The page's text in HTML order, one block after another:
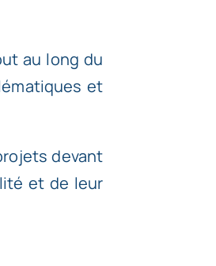
au long du
et
devant
et de leur